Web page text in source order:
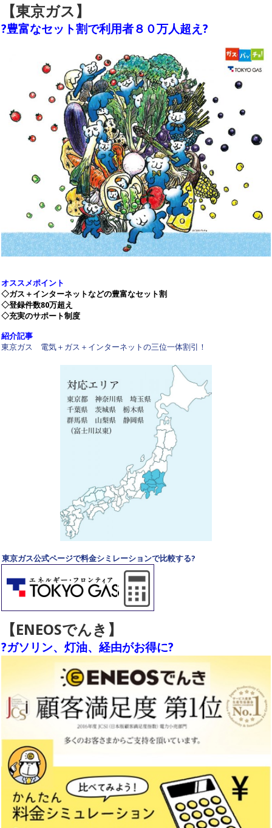
【東京ガス】
?豊富なセット割で利用者８０万人超え?
オススメポイント
◇ガス＋インターネットなどの豊富なセット割
◇登録件数80万超え
◇充実のサポート制度
紹介記事
東京ガス 電気＋ガス＋インターネットの三位一体割引！
東京ガス公式ページで料金シミレーションで比較する?
【ENEOSでんき】
?ガソリン、灯油、経由がお得に?